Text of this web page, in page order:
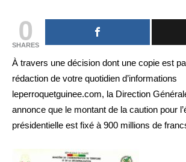
0
SHARES
À travers une décision dont une copie est
rédaction de votre quotidien d’informations
leperroquetguinee.com, la Direction
annonce que le montant de la caution pour
présidentielle est fixé à 900 millions de